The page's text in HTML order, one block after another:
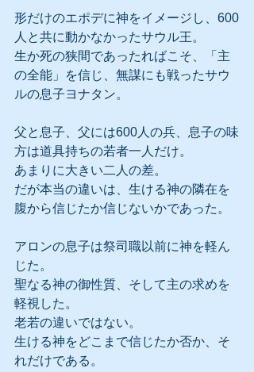
形だけのエポデに神をイメージし、600
人と共に動かなかったサウル王。
生か死の狭間であったればこそ、「主
の全能」を信じ、無謀にも戦ったサウ
ルの息子ヨナタン。
父と息子、父には600人の兵、息子の味
方は道具持ちの若者一人だけ。
あまりに大きい二人の差。
だが本当の違いは、生ける神の隣在を
腹から信じたか信じないかであった。
アロンの息子は祭司職以前に神を軽ん
じた。
聖なる神の御性質、そして主の求めを
軽視した。
老若の違いではない。
生ける神をどこまで信じたか否か、そ
れだけである。